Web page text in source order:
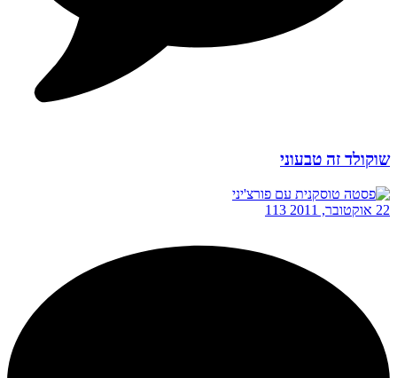
שוקולד זה טבעוני
22 אוקטובר, 2011 113